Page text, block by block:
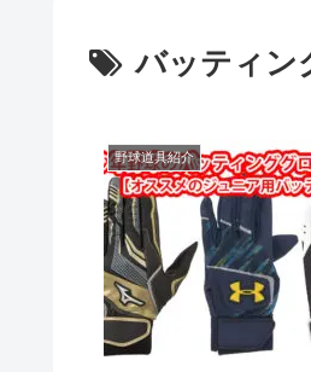
バッティン
野球道具紹介